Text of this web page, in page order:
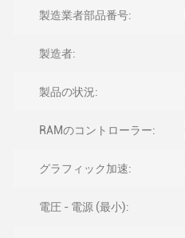
製造業者部品番号:
製造者:
製品の状況:
RAMのコントローラー:
グラフィック加速:
電圧 - 電源 (最小):